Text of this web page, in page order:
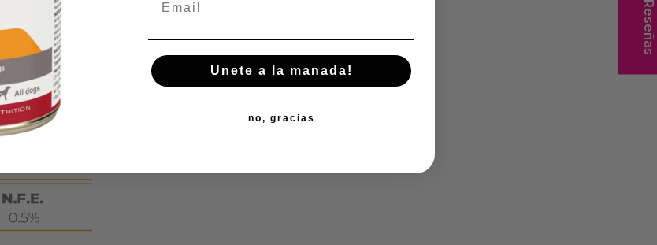
★ Reseñas
Unete a la manada!
no, gracias